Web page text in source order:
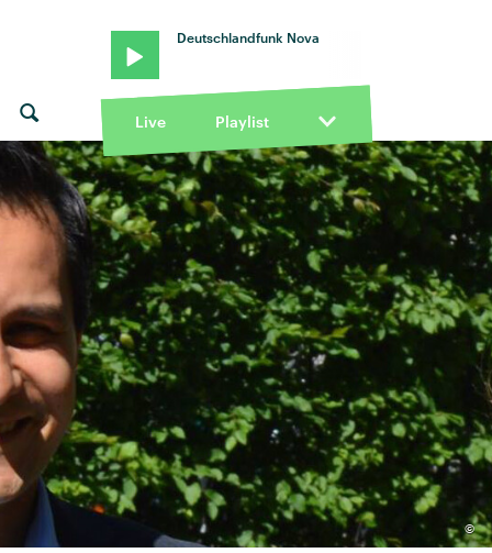
Deutschlandfunk Nova
Live Playlist
©